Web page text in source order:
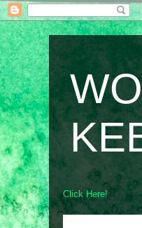
Click Here!